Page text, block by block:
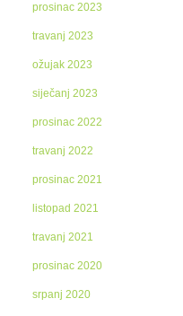
prosinac 2023
travanj 2023
ožujak 2023
siječanj 2023
prosinac 2022
travanj 2022
prosinac 2021
listopad 2021
travanj 2021
prosinac 2020
srpanj 2020